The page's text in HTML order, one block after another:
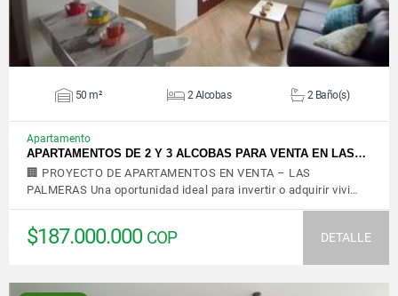
50 m² 2 Alcobas 2 Baño(s)
Apartamento
APARTAMENTOS DE 2 Y 3 ALCOBAS PARA VENTA EN LAS…
🏢 PROYECTO DE APARTAMENTOS EN VENTA – LAS
PALMERAS Una oportunidad ideal para invertir o adquirir vivi…
$187.000.000 COP DETALLE